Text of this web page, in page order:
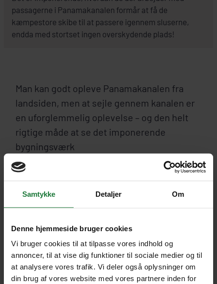
Samtykke Detaljer Om
Denne hjemmeside bruger cookies
Vi bruger cookies til at tilpasse vores indhold og
annoncer, til at vise dig funktioner til sociale medier og til
at analysere vores trafik. Vi deler også oplysninger om
din brug af vores website med vores partnere inden for
passagerne i Panamakanalen formår at få de
kæmpestore skibe til at passere igennem sluserne,
endda med stortset ingen overskydende plads!
Man kan godt opleve Panamakanalen fra
landsiden, men at sejle gennem kanalen er
en uforglemmelig oplevelse – og den helt
rigtige måde at se det imponerende
bygningsværk
Når det store krydstogtskib nærmer sig de
ombord. Sluserne løfter skibet, som var det en
legetøjsbåd i et gigantisk badekar og bringer
Her kan man nyde den spektakulære udsigt over
Panamas frodige regnskov, hvor eksotisk dyreliv ofte
viser sig i trækronerne.